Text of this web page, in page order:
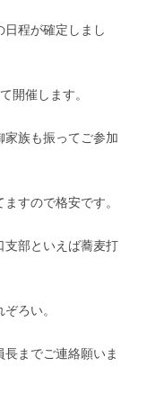
程が確定しまし
開催します。
族も振ってご参加
すので格安です。
支部といえば蕎麦打
ろい。
までご連絡願いま